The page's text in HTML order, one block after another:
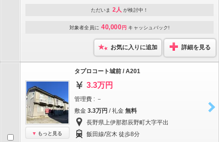
ただいま 2人 が検討中！
対象者全員に 40,000 円 キャッシュバック!
お気に入りに追加 詳細を見る
もっと見る
タプロコート城前 / A201
3.3万円
管理費 : －
敷金 3.3万円 / 礼金 無料
長野県上伊那郡辰野町大字平出
飯田線/宮木 徒歩8分